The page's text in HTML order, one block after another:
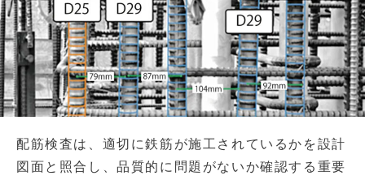
配筋検査は、適切に鉄筋が施工されているかを設計
図面と照合し、品質的に問題がないか確認する重要